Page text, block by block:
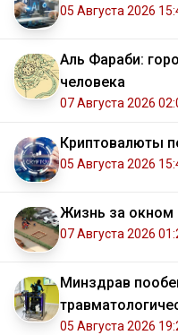
05 Августа 2026
Аль Фараби:
человека
07 Августа 2026
Криптовалюты
05 Августа 2026
Жизнь за окном
07 Августа 2026
Минздрав
05 Августа 2026